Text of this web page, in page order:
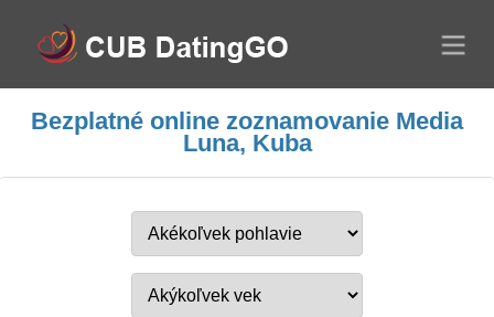
Bezplatné online zoznamovanie Media
Luna, Kuba